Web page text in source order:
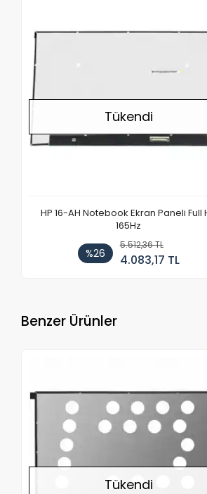
Tükendi
HP 16-AH Notebook Ekran Paneli Full
165Hz
%26
5.512,36 TL
4.083,17 TL
Benzer Ürünler
Tükendi